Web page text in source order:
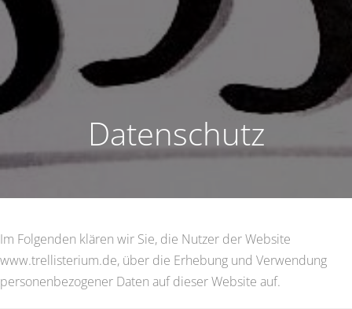
Datenschutz
Im Folgenden klären wir Sie, die Nutzer der Website
www.trellisterium.de, über die Erhebung und Verwendung
personenbezogener Daten auf dieser Website auf.